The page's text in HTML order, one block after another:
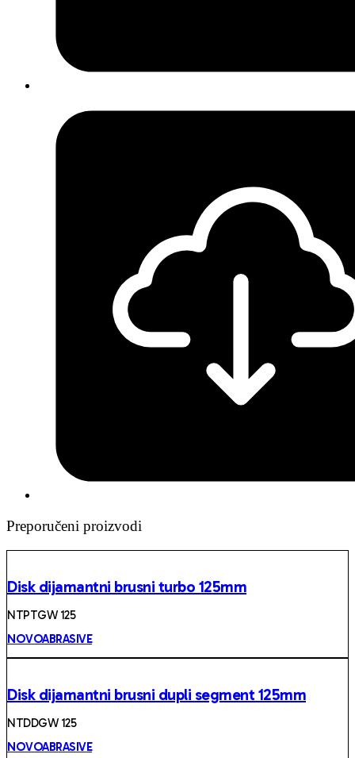
Preporučeni proizvodi
Disk dijamantni brusni turbo 125mm
NTPTGW 125
NOVOABRASIVE
Disk dijamantni brusni dupli segment 125mm
NTDDGW 125
NOVOABRASIVE